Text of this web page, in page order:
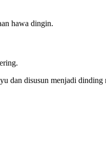
hawa dingin.
dan disusun menjadi dinding